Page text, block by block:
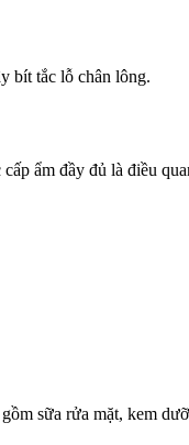
bít tắc lỗ chân lông.
ẩm đầy đủ là điều
sữa rửa mặt, kem